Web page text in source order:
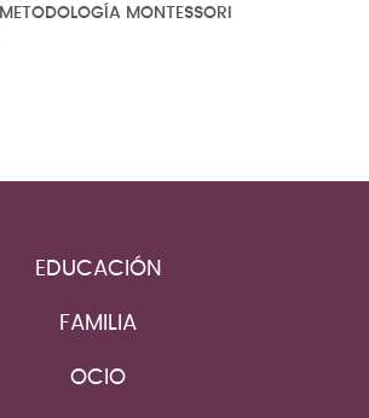
METODOLOGÍA MONTESSORI
EDUCACIÓN
FAMILIA
OCIO